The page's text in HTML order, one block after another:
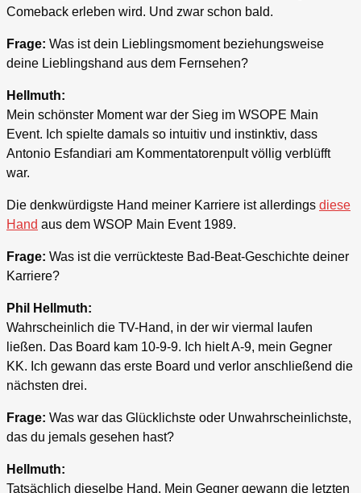
Comeback erleben wird. Und zwar schon bald.
Frage: Was ist dein Lieblingsmoment beziehungsweise
deine Lieblingshand aus dem Fernsehen?
Hellmuth:
Mein schönster Moment war der Sieg im WSOPE Main
Event. Ich spielte damals so intuitiv und instinktiv, dass
Antonio Esfandiari am Kommentatorenpult völlig verblüfft
war.
Die denkwürdigste Hand meiner Karriere ist allerdings diese
Hand aus dem WSOP Main Event 1989.
Frage: Was ist die verrückteste Bad-Beat-Geschichte deiner
Karriere?
Phil Hellmuth:
Wahrscheinlich die TV-Hand, in der wir viermal laufen
ließen. Das Board kam 10-9-9. Ich hielt A-9, mein Gegner
KK. Ich gewann das erste Board und verlor anschließend die
nächsten drei.
Frage: Was war das Glücklichste oder Unwahrscheinlichste,
das du jemals gesehen hast?
Hellmuth:
Tatsächlich dieselbe Hand. Mein Gegner gewann die letzten